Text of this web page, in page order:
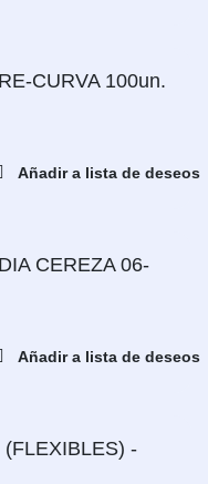
CURVA 100un.
Añadir a lista de deseos
CEREZA 06-
Añadir a lista de deseos
-